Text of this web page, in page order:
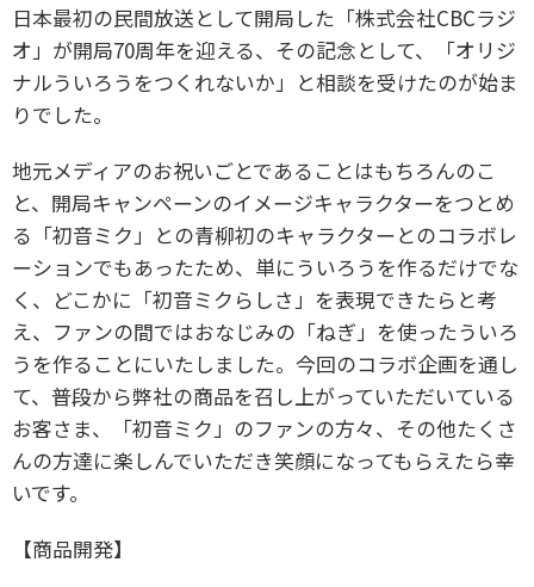
日本最初の民間放送として開局した「株式会社CBCラジ
オ」が開局70周年を迎える、その記念として、「オリジ
ナルういろうをつくれないか」と相談を受けたのが始ま
りでした。
地元メディアのお祝いごとであることはもちろんのこ
と、開局キャンペーンのイメージキャラクターをつとめ
る「初音ミク」との青柳初のキャラクターとのコラボレ
ーションでもあったため、単にういろうを作るだけでな
く、どこかに「初音ミクらしさ」を表現できたらと考
え、ファンの間ではおなじみの「ねぎ」を使ったういろ
うを作ることにいたしました。今回のコラボ企画を通し
て、普段から弊社の商品を召し上がっていただいている
お客さま、「初音ミク」のファンの方々、その他たくさ
んの方達に楽しんでいただき笑顔になってもらえたら幸
いです。
【商品開発】